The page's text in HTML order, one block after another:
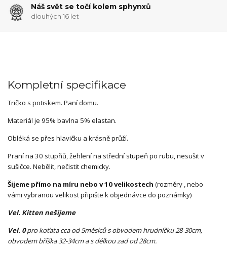
Náš svět se točí kolem sphynxů
dlouhých 16 let
Kompletní specifikace
Tričko s potiskem. Paní domu.
Materiál je 95% bavlna 5% elastan.
Obléká se přes hlavičku a krásně průží.
Praní na 30 stupňů, žehlení na střední stupeň po rubu, nesušit v
sušičce. Nebělit, nečistit chemicky.
Šijeme přímo na míru nebo v 10 velikostech (rozměry , nebo
vámi vybranou velikost připište k objednávce do poznámky)
Vel. Kitten nešijeme
Vel. 0pro koťata cca od 5měsíců s obvodem hrudníčku 28-30cm,
obvodem bříška 32-34cm a s délkou zad od 28cm.